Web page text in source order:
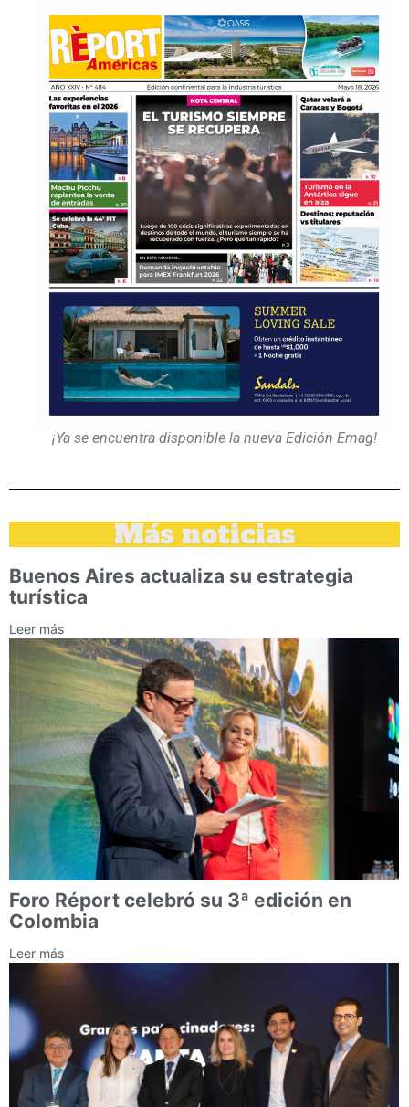
¡Ya se encuentra disponible la nueva Edición Emag!
Más noticias
Buenos Aires actualiza su estrategia
turística
Leer más
Foro Réport celebró su 3ª edición en
Colombia
Leer más